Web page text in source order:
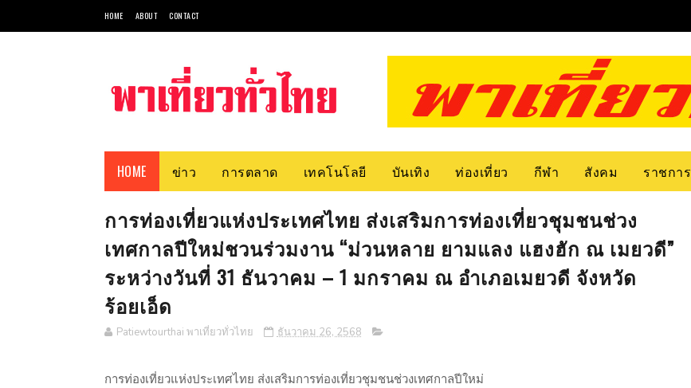
HOME ABOUT CONTACT
HOME ข่าว การตลาด เทคโนโลยี บันเทิง ท่องเที่ยว กีฬา สังคม ราชการ
การท่องเที่ยวแห่งประเทศไทย ส่งเสริมการท่องเที่ยวชุมชนช่วง
เทศกาลปีใหม่ชวนร่วมงาน “ม่วนหลาย ยามแลง แฮงฮัก ณ เมยวดี”
ระหว่างวันที่ 31 ธันวาคม – 1 มกราคม ณ อำเภอเมยวดี จังหวัด
ร้อยเอ็ด
Patiewtourthai พาเที่ยวทั่วไทย ธันวาคม 26, 2568
การท่องเที่ยวแห่งประเทศไทย ส่งเสริมการท่องเที่ยวชุมชนช่วงเทศกาลปีใหม่